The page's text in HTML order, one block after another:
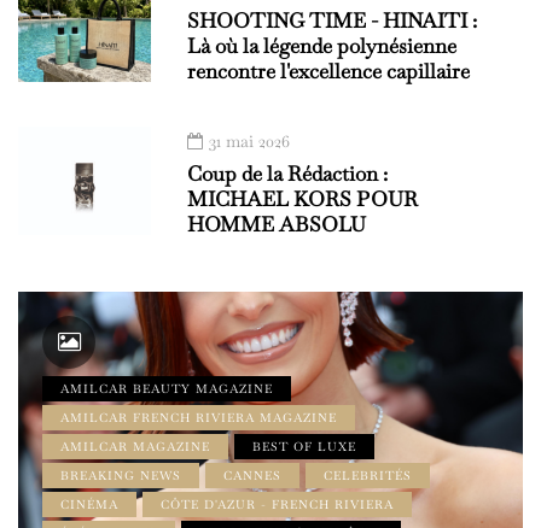
SHOOTING TIME - HINAITI :
Là où la légende polynésienne
rencontre l'excellence capillaire
31 mai 2026
Coup de la Rédaction :
MICHAEL KORS POUR
HOMME ABSOLU
AMILCAR BEAUTY MAGAZINE
AMILCAR FRENCH RIVIERA MAGAZINE
AMILCAR MAGAZINE
BEST OF LUXE
BREAKING NEWS
CANNES
CELEBRITÉS
CINÉMA
CÔTE D'AZUR - FRENCH RIVIERA